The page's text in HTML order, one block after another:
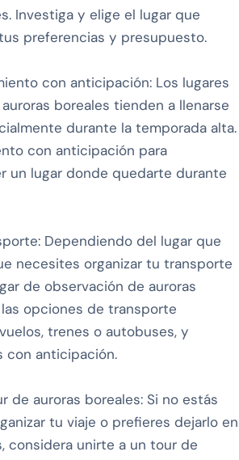
Investiga y elige el lugar que
preferencias y presupuesto.
con anticipación: Los lugares
boreales tienden a llenarse
durante la temporada alta.
con anticipación para
un lugar donde quedarte durante
Dependiendo del lugar que
necesites organizar tu transporte
de observación de auroras
opciones de transporte
trenes o autobuses, y
con anticipación.
de auroras boreales: Si no estás
tu viaje o prefieres dejarlo en
considera unirte a un tour de